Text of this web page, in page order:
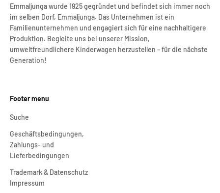
Emmaljunga wurde 1925 gegründet und befindet sich immer noch
im selben Dorf, Emmaljunga. Das Unternehmen ist ein
Familienunternehmen und engagiert sich für eine nachhaltigere
Produktion. Begleite uns bei unserer Mission,
umweltfreundlichere Kinderwagen herzustellen – für die nächste
Generation!
Footer menu
Suche
Geschäftsbedingungen,
Zahlungs- und
Lieferbedingungen
Trademark & Datenschutz
Impressum